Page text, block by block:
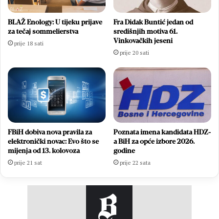
BLAŽ Enology: U tijeku prijave
za tečaj sommelierstva
prije 18 sati
Fra Didak Buntić jedan od
središnjih motiva 61.
Vinkovačkih jeseni
prije 20 sati
FBiH dobiva nova pravila za
elektronički novac: Evo što se
mijenja od 13. kolovoza
prije 21 sat
Poznata imena kandidata HDZ-
a BiH za opće izbore 2026.
godine
prije 22 sata